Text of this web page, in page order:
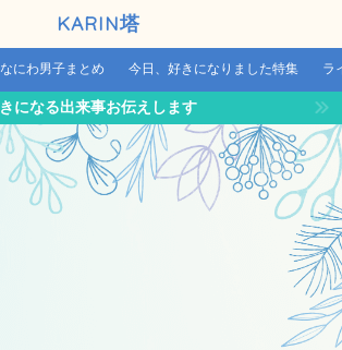
KARIN塔
なにわ男子まとめ 今日、好きになりました特集 ラ
きになる出来事お伝えします